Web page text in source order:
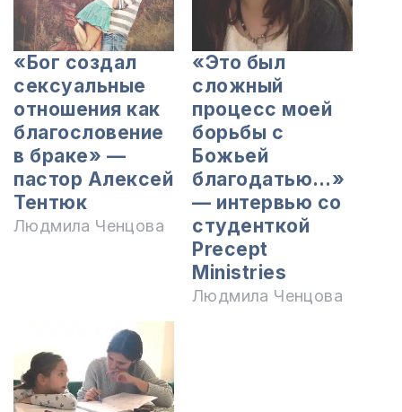
«Бог создал
сексуальные
отношения как
благословение
в браке» —
пастор Алексей
Тентюк
Людмила Ченцова
«Это был
сложный
процесс моей
борьбы с
Божьей
благодатью…»
— интервью со
студенткой
Precept
Ministries
Людмила Ченцова